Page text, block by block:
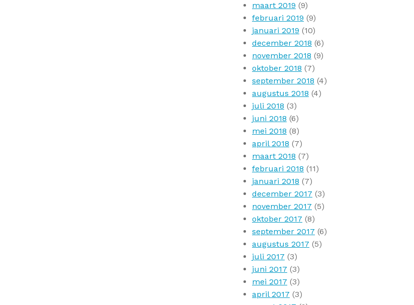
maart 2019 (9)
februari 2019 (9)
januari 2019 (10)
december 2018 (6)
november 2018 (9)
oktober 2018 (7)
september 2018 (4)
augustus 2018 (4)
juli 2018 (3)
juni 2018 (6)
mei 2018 (8)
april 2018 (7)
maart 2018 (7)
februari 2018 (11)
januari 2018 (7)
december 2017 (3)
november 2017 (5)
oktober 2017 (8)
september 2017 (6)
augustus 2017 (5)
juli 2017 (3)
juni 2017 (3)
mei 2017 (3)
april 2017 (3)